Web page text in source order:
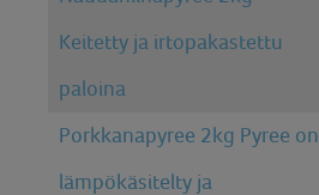
Keitetty ja irtopakastettu
paloina
Porkkanapyree 2kg Pyree on
lämpökäsitelty ja